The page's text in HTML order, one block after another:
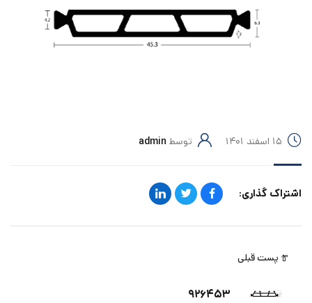
۱۵ اسفند ۱۴۰۱ توسط admin
اشتراک گذاری:
پست قبلی
۹۲۶۴۵۳